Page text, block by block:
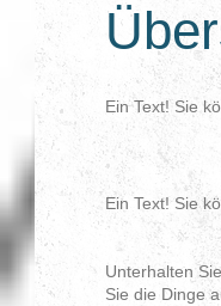
Ein Text! Sie
Ein Text! Sie
Unterhalten
Sie die Dinge